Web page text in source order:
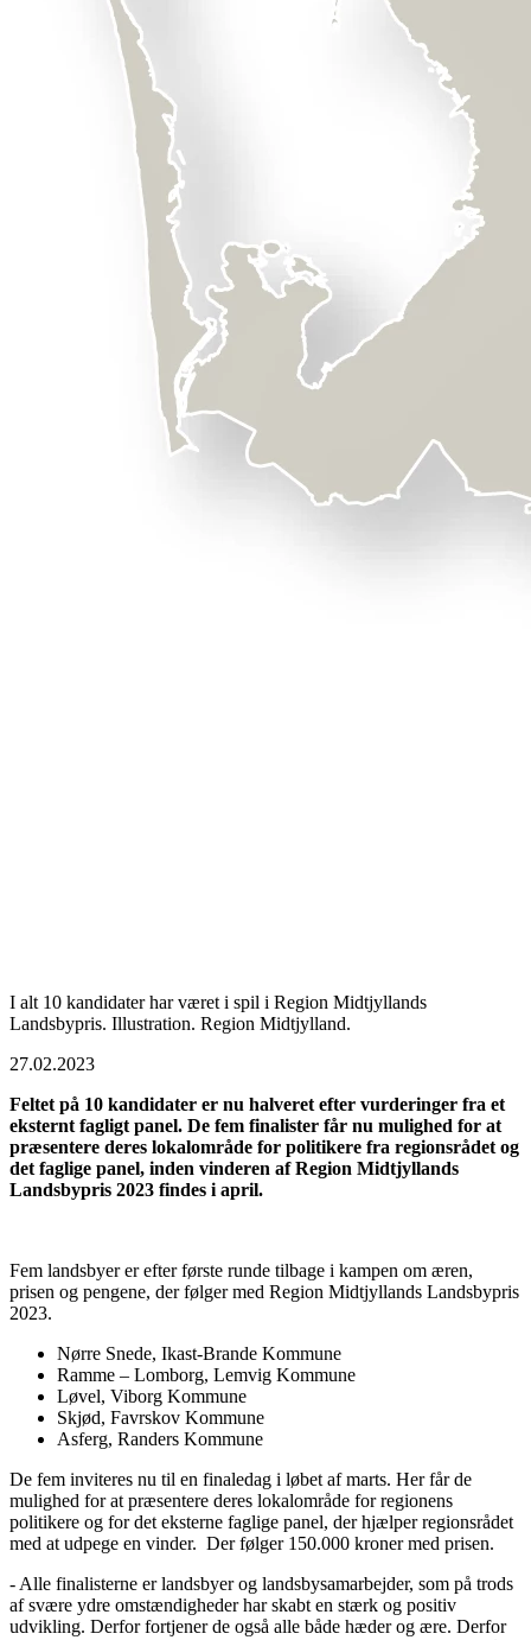
I alt 10 kandidater har været i spil i Region Midtjyllands
Landsbypris. Illustration. Region Midtjylland.
27.02.2023
Feltet på 10 kandidater er nu halveret efter vurderinger fra et
eksternt fagligt panel. De fem finalister får nu mulighed for at
præsentere deres lokalområde for politikere fra regionsrådet og
det faglige panel, inden vinderen af Region Midtjyllands
Landsbypris 2023 findes i april.
Fem landsbyer er efter første runde tilbage i kampen om æren,
prisen og pengene, der følger med Region Midtjyllands Landsbypris
2023.
Nørre Snede, Ikast-Brande Kommune
Ramme – Lomborg, Lemvig Kommune
Løvel, Viborg Kommune
Skjød, Favrskov Kommune
Asferg, Randers Kommune
De fem inviteres nu til en finaledag i løbet af marts. Her får de
mulighed for at præsentere deres lokalområde for regionens
politikere og for det eksterne faglige panel, der hjælper regionsrådet
med at udpege en vinder. Der følger 150.000 kroner med prisen.
- Alle finalisterne er landsbyer og landsbysamarbejder, som på trods
af svære ydre omstændigheder har skabt en stærk og positiv
udvikling. Derfor fortjener de også alle både hæder og ære. Derfor